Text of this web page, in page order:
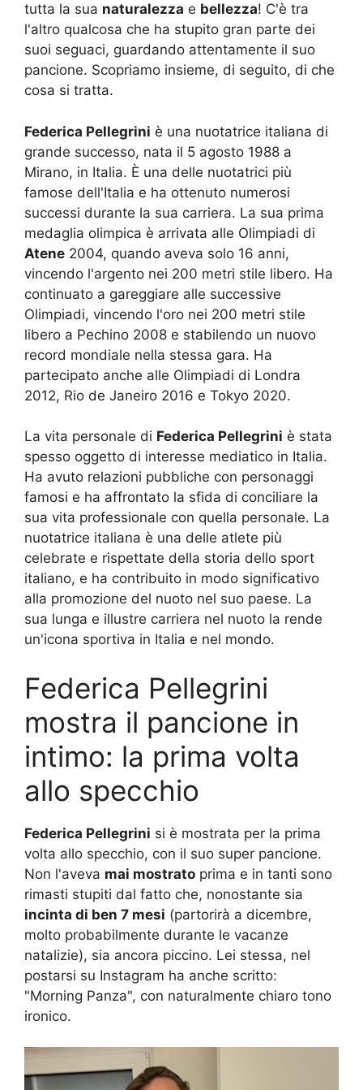
tutta la sua naturalezza e bellezza! C'è tra
l'altro qualcosa che ha stupito gran parte dei
suoi seguaci, guardando attentamente il suo
pancione. Scopriamo insieme, di seguito, di che
cosa si tratta.
Federica Pellegrini è una nuotatrice italiana di
grande successo, nata il 5 agosto 1988 a
Mirano, in Italia. È una delle nuotatrici più
famose dell'Italia e ha ottenuto numerosi
successi durante la sua carriera. La sua prima
medaglia olimpica è arrivata alle Olimpiadi di
Atene 2004, quando aveva solo 16 anni,
vincendo l'argento nei 200 metri stile libero. Ha
continuato a gareggiare alle successive
Olimpiadi, vincendo l'oro nei 200 metri stile
libero a Pechino 2008 e stabilendo un nuovo
record mondiale nella stessa gara. Ha
partecipato anche alle Olimpiadi di Londra
2012, Rio de Janeiro 2016 e Tokyo 2020.
La vita personale di Federica Pellegrini è stata
spesso oggetto di interesse mediatico in Italia.
Ha avuto relazioni pubbliche con personaggi
famosi e ha affrontato la sfida di conciliare la
sua vita professionale con quella personale. La
nuotatrice italiana è una delle atlete più
celebrate e rispettate della storia dello sport
italiano, e ha contribuito in modo significativo
alla promozione del nuoto nel suo paese. La
sua lunga e illustre carriera nel nuoto la rende
un'icona sportiva in Italia e nel mondo.
Federica Pellegrini
mostra il pancione in
intimo: la prima volta
allo specchio
Federica Pellegrini si è mostrata per la prima
volta allo specchio, con il suo super pancione.
Non l'aveva mai mostrato prima e in tanti sono
rimasti stupiti dal fatto che, nonostante sia
incinta di ben 7 mesi (partorirà a dicembre,
molto probabilmente durante le vacanze
natalizie), sia ancora piccino. Lei stessa, nel
postarsi su Instagram ha anche scritto:
"Morning Panza", con naturalmente chiaro tono
ironico.